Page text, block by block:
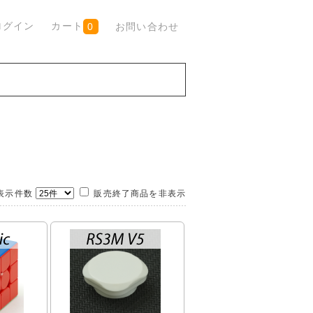
グイン カート 0 お問い合わせ
件数 販売終了商品を非表示